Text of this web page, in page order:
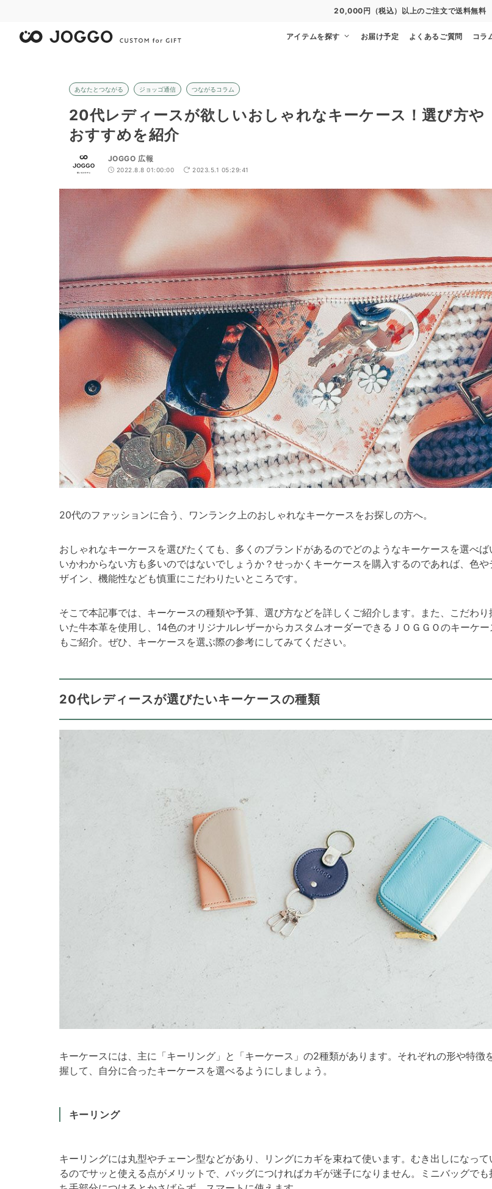
20,000円（税込）以上のご注文で送料無料
アイテムを探す お届け予定 よくあるご質問 コラ
あなたとつながる ジョッゴ通信 つながるコラム
20代レディースが欲しいおしゃれなキーケース！選び方や
おすすめを紹介
JOGGO 広報
2022.8.8 01:00:00 2023.5.1 05:29:41
20代のファッションに合う、ワンランク上のおしゃれなキーケースをお探しの方へ。
おしゃれなキーケースを選びたくても、多くのブランドがあるのでどのようなキーケースを選べば
いかわからない方も多いのではないでしょうか？せっかくキーケースを購入するのであれば、色や
ザイン、機能性なども慎重にこだわりたいところです。
そこで本記事では、キーケースの種類や予算、選び方などを詳しくご紹介します。また、こだわり
いた牛本革を使用し、14色のオリジナルレザーからカスタムオーダーできるＪＯＧＧＯのキーケー
もご紹介。ぜひ、キーケースを選ぶ際の参考にしてみてください。
20代レディースが選びたいキーケースの種類
キーケースには、主に「キーリング」と「キーケース」の2種類があります。それぞれの形や特徴
握して、自分に合ったキーケースを選べるようにしましょう。
キーリング
キーリングには丸型やチェーン型などがあり、リングにカギを束ねて使います。むき出しになって
るのでサッと使える点がメリットで、バッグにつければカギが迷子になりません。ミニバッグでも